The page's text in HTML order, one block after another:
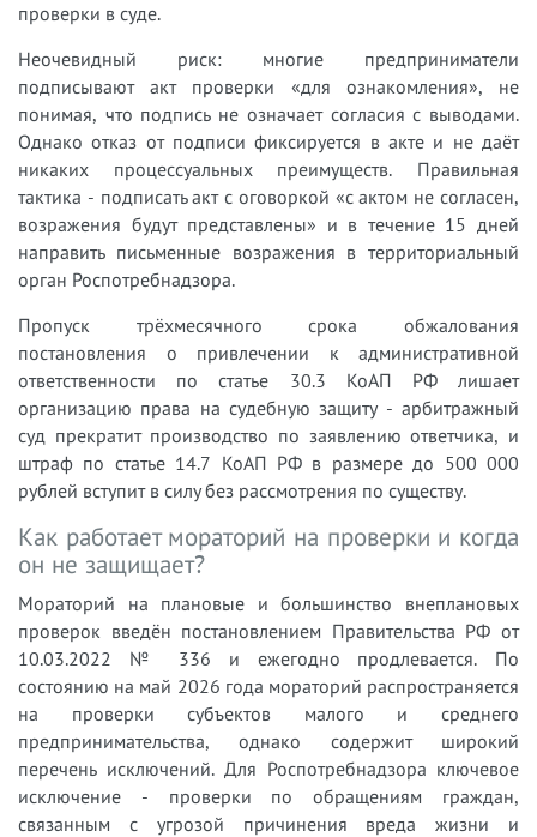
проверки в суде.
Неочевидный риск: многие предприниматели
подписывают акт проверки «для ознакомления», не
понимая, что подпись не означает согласия с выводами.
Однако отказ от подписи фиксируется в акте и не даёт
никаких процессуальных преимуществ. Правильная
тактика - подписать акт с оговоркой «с актом не согласен,
возражения будут представлены» и в течение 15 дней
направить письменные возражения в территориальный
орган Роспотребнадзора.
Пропуск трёхмесячного срока обжалования
постановления о привлечении к административной
ответственности по статье 30.3 КоАП РФ лишает
организацию права на судебную защиту - арбитражный
суд прекратит производство по заявлению ответчика, и
штраф по статье 14.7 КоАП РФ в размере до 500 000
рублей вступит в силу без рассмотрения по существу.
Как работает мораторий на проверки и когда
он не защищает?
Мораторий на плановые и большинство внеплановых
проверок введён постановлением Правительства РФ от
10.03.2022 № 336 и ежегодно продлевается. По
состоянию на май 2026 года мораторий распространяется
на проверки субъектов малого и среднего
предпринимательства, однако содержит широкий
перечень исключений. Для Роспотребнадзора ключевое
исключение - проверки по обращениям граждан,
связанным с угрозой причинения вреда жизни и